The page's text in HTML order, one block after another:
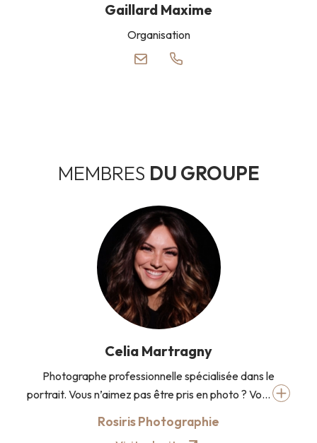
Gaillard Maxime
Organisation
MEMBRES DU GROUPE
Celia Martragny
Photographe professionnelle spécialisée dans le
portrait. Vous n’aimez pas être pris en photo ? Vo...
Rosiris Photographie